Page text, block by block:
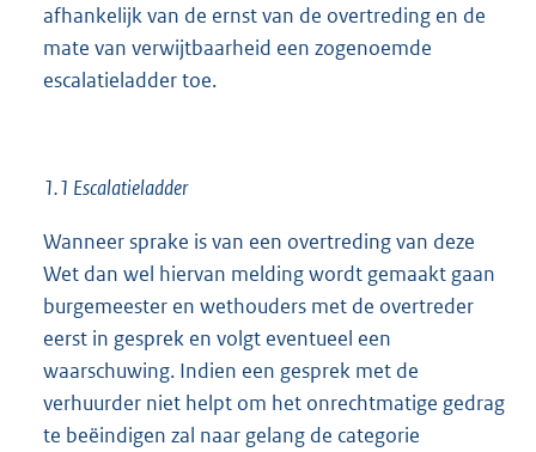
afhankelijk van de ernst van de overtreding en de
mate van verwijtbaarheid een zogenoemde
escalatieladder toe.
1.1 Escalatieladder
Wanneer sprake is van een overtreding van deze
Wet dan wel hiervan melding wordt gemaakt gaan
burgemeester en wethouders met de overtreder
eerst in gesprek en volgt eventueel een
waarschuwing. Indien een gesprek met de
verhuurder niet helpt om het onrechtmatige gedrag
te beëindigen zal naar gelang de categorie